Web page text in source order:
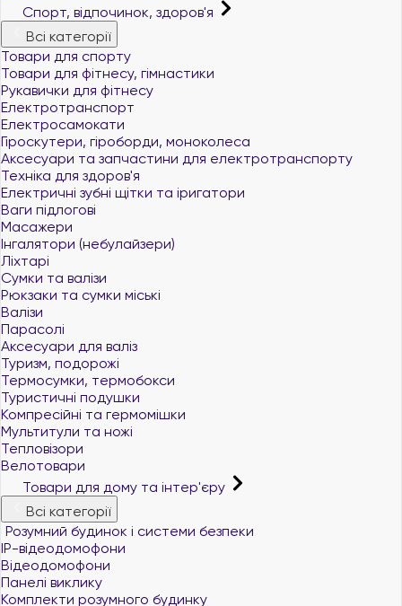
Спорт, відпочинок, здоров'я
Всі категорії
Товари для спорту
Товари для фітнесу, гімнастики
Рукавички для фітнесу
Електротранспорт
Електросамокати
Гіроскутери, гіроборди, моноколеса
Аксесуари та запчастини для електротранспорту
Техніка для здоров'я
Електричні зубні щітки та іригатори
Ваги підлогові
Масажери
Інгалятори (небулайзери)
Ліхтарі
Сумки та валізи
Рюкзаки та сумки міські
Валізи
Парасолі
Аксесуари для валіз
Туризм, подорожі
Термосумки, термобокси
Туристичні подушки
Компресійні та гермомішки
Мультитули та ножі
Тепловізори
Велотовари
Товари для дому та інтер'єру
Всі категорії
Розумний будинок і системи безпеки
IP-відеодомофони
Відеодомофони
Панелі виклику
Комплекти розумного будинку